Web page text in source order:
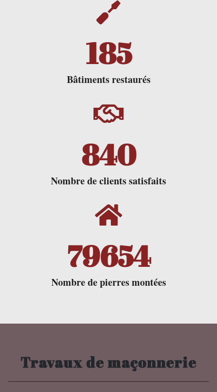
Bâtiments restaurés
186
Nombre de clients satisfaits
843
Nombre de pierres montées
79875
Travaux de maçonnerie